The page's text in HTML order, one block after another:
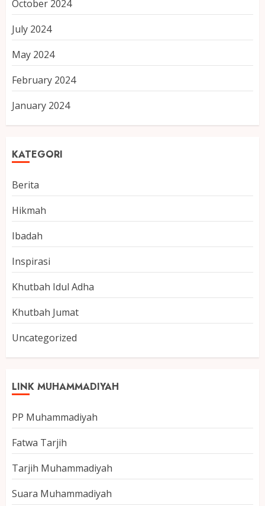
October 2024
July 2024
May 2024
February 2024
January 2024
KATEGORI
Berita
Hikmah
Ibadah
Inspirasi
Khutbah Idul Adha
Khutbah Jumat
Uncategorized
LINK MUHAMMADIYAH
PP Muhammadiyah
Fatwa Tarjih
Tarjih Muhammadiyah
Suara Muhammadiyah